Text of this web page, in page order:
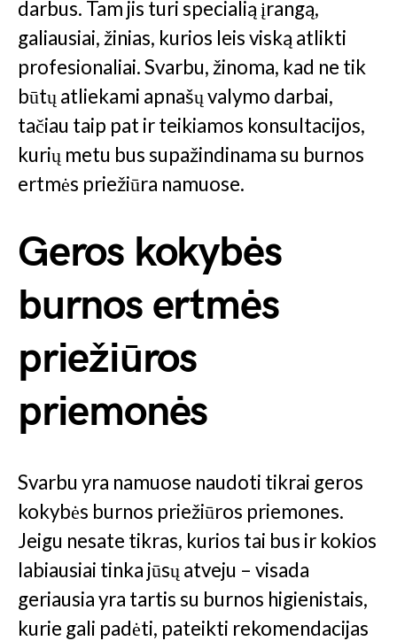
darbus. Tam jis turi specialią įrangą,
galiausiai, žinias, kurios leis viską atlikti
profesionaliai. Svarbu, žinoma, kad ne tik
būtų atliekami apnašų valymo darbai,
tačiau taip pat ir teikiamos konsultacijos,
kurių metu bus supažindinama su burnos
ertmės priežiūra namuose.
Geros kokybės
burnos ertmės
priežiūros
priemonės
Svarbu yra namuose naudoti tikrai geros
kokybės burnos priežiūros priemones.
Jeigu nesate tikras, kurios tai bus ir kokios
labiausiai tinka jūsų atveju – visada
geriausia yra tartis su burnos higienistais,
kurie gali padėti, pateikti rekomendacijas